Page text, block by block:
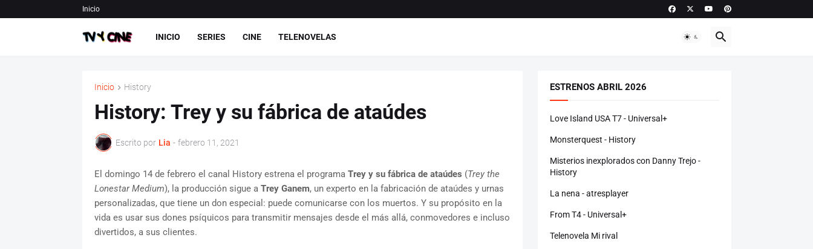
Inicio
INICIO SERIES CINE TELENOVELAS
Inicio History
History: Trey y su fábrica de ataúdes
Escrito por Lia - febrero 11, 2021
El domingo 14 de febrero el canal History estrena el programa Trey y su fábrica de ataúdes (Trey the
Lonestar Medium), la producción sigue a Trey Ganem, un experto en la fabricación de ataúdes y urnas
personalizadas, que tiene un don especial: puede comunicarse con los muertos. Y su propósito en la
vida es usar sus dones psíquicos para transmitir mensajes desde el más allá, conmovedores e incluso
divertidos, a sus clientes.
ESTRENOS ABRIL 2026
Love Island USA T7 - Universal+
Monsterquest - History
Misterios inexplorados con Danny Trejo -
History
La nena - atresplayer
From T4 - Universal+
Telenovela Mi rival